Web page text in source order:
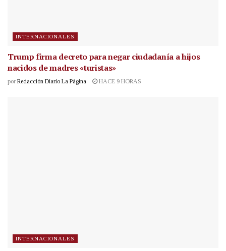
INTERNACIONALES
Trump firma decreto para negar ciudadanía a hijos
nacidos de madres «turistas»
por Redacción Diario La Página HACE 9 HORAS
INTERNACIONALES